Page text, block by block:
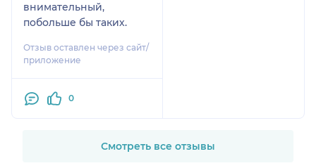
внимательный,
побольше бы таких.
Отзыв оставлен через сайт/
приложение
0
Смотреть все отзывы